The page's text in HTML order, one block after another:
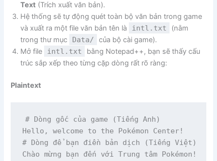
Text (Trích xuất văn bản).
Hệ thống sẽ tự động quét toàn bộ văn bản trong game
và xuất ra một file văn bản tên là
intl.txt
(nằm
trong thư mục
Data/
của bộ cài game).
Mở file
intl.txt
bằng Notepad++, bạn sẽ thấy cấu
trúc sắp xếp theo từng cặp dòng rất rõ ràng:
Plaintext
# Dòng gốc của game (Tiếng Anh)
Hello, welcome to the Pokémon Center!
# Dòng để bạn điền bản dịch (Tiếng Việt)